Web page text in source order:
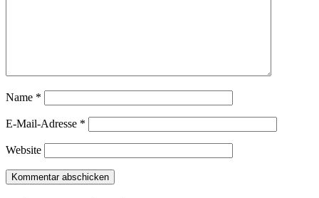
Name *
E-Mail-Adresse *
Website